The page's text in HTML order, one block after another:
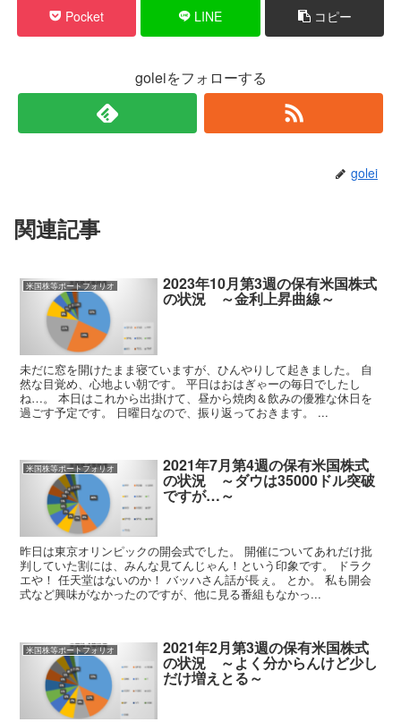
Pocket LINE コピー
goleiをフォローする
golei
関連記事
米国株等ポートフォリオ 2023年10月第3週の保有米国株式
の状況 ～金利上昇曲線～
未だに窓を開けたまま寝ていますが、ひんやりして起きました。 自
然な目覚め、心地よい朝です。 平日はおはぎゃーの毎日でしたし
ね…。 本日はこれから出掛けて、昼から焼肉＆飲みの優雅な休日を
過ごす予定です。 日曜日なので、振り返っておきます。 ...
米国株等ポートフォリオ 2021年7月第4週の保有米国株式
の状況 ～ダウは35000ドル突破
ですが…～
昨日は東京オリンピックの開会式でした。 開催についてあれだけ批
判していた割には、みんな見てんじゃん！という印象です。 ドラク
エや！ 任天堂はないのか！ バッハさん話が長ぇ。 とか。 私も開会
式など興味がなかったのですが、他に見る番組もなかっ...
米国株等ポートフォリオ 2021年2月第3週の保有米国株式
の状況 ～よく分からんけど少し
だけ増えとる～